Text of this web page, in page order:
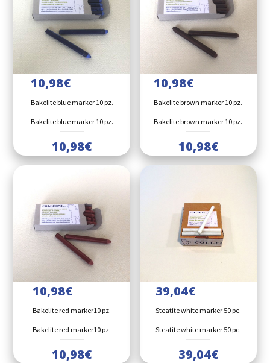
10,98€
Bakelite blue marker 10 pz.
Bakelite blue marker 10 pz.
10,98€
10,98€
Bakelite brown marker 10 pz.
Bakelite brown marker 10 pz.
10,98€
10,98€
Bakelite red marker10 pz.
Bakelite red marker10 pz.
10,98€
39,04€
Steatite white marker 50 pc.
Steatite white marker 50 pc.
39,04€